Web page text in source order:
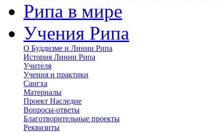
Рипа в мире
Учения Рипа
О Буддизме и Линии Рипа
История Линии Рипа
Учителя
Учения и практики
Сангха
Материалы
Проект Наследие
Вопросы-ответы
Благотворительные проекты
Реквизиты